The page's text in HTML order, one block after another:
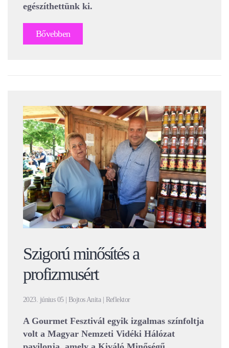
egészíthettünk ki.
Bővebben
Szigorú minősítés a
profizmusért
2023. június 05 | Bojtos Anita | Reflektor
A Gourmet Fesztivál egyik izgalmas színfoltja
volt a Magyar Nemzeti Vidéki Hálózat